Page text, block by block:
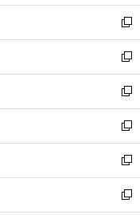
開
く
ン
ド
ウ
で
開
く
ウ
ィ
ン
ド
ウ
で
開
く
し
い
ウ
ィ
ン
ド
ウ
で
開
く
新
し
い
ウ
ィ
ン
ド
ウ
で
開
く
新
し
い
ウ
ィ
ン
ド
ウ
で
開
新
し
い
ウ
ィ
ン
ド
新
し
い
ウ
ィ
新
し
い
新